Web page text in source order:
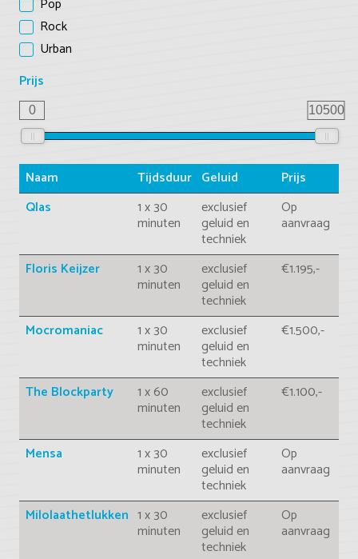
Pop
Rock
Urban
Prijs
0 10500
Naam Tijdsduur Geluid
Prijs
Qlas
1 x 30
minuten
exclusief
geluid en
techniek
Op
aanvraag
Floris Keijzer 1 x 30
minuten
exclusief
geluid en
techniek
€1.195,-
Mocromaniac 1 x 30
minuten
exclusief
geluid en
techniek
€1.500,-
The Blockparty 1 x 60
minuten
exclusief
geluid en
techniek
€1.100,-
Mensa 1 x 30
minuten
exclusief
geluid en
techniek
Op
aanvraag
Milolaathetlukken 1 x 30
minuten
exclusief
geluid en
techniek
Op
aanvraag